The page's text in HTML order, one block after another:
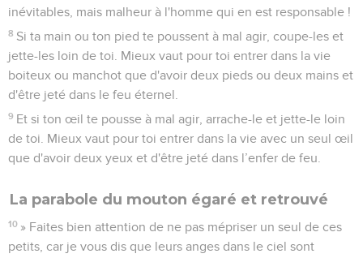
inévitables, mais malheur à l'homme qui en est responsable !
8 Si ta main ou ton pied te poussent à mal agir, coupe-les et
jette-les loin de toi. Mieux vaut pour toi entrer dans la vie
boiteux ou manchot que d'avoir deux pieds ou deux mains et
d'être jeté dans le feu éternel.
9 Et si ton œil te pousse à mal agir, arrache-le et jette-le loin
de toi. Mieux vaut pour toi entrer dans la vie avec un seul œil
que d'avoir deux yeux et d'être jeté dans l’enfer de feu.
La parabole du mouton égaré et retrouvé
10 » Faites bien attention de ne pas mépriser un seul de ces
petits, car je vous dis que leurs anges dans le ciel sont